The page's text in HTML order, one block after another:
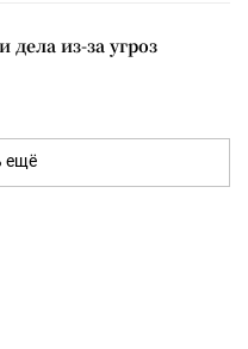
дела из-за угроз
ещё